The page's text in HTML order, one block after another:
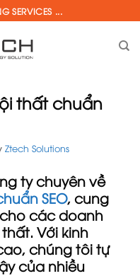
SERVICES ...
thất chuẩn
Ztech Solutions
ty chuyên về
SEO, cung
các doanh
Với kinh
chúng tôi tự
của nhiều